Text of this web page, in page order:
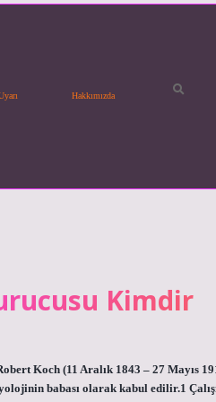
Hakkımızda
Kimdir
Koch (11 Aralık 1843 – 27 Mayıs
babası olarak kabul edilir.1